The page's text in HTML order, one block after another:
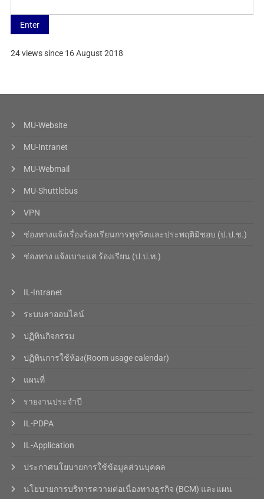
24 views since 16 August 2018
MU-Website
MU-Intranet
MU-Webmail
MU-Shuttlebus
VPN
ช่องทางแจ้งเรื่องร้องเรียนการทุจริตและประพฤติมิชอบ (ป.ป.ช.)
ช่องทาง แจ้งเบาะแส ร้องเรียน (ป.ป.ท.)
IL-Intranet
ระบบลาออนไลน์
ปฏิทินกิจกรรม
ปฏิทินการใช้ห้อง(Room usage calendar)
แผนที่
รายงานประจำปี
IL-PDPA
IL-Application
ประกาศนโยบายการใช้ข้อมูลส่วนบุคคล
นโยบายการบริหารความต่อเนื่องทางธุรกิจ (BCM) และแผน